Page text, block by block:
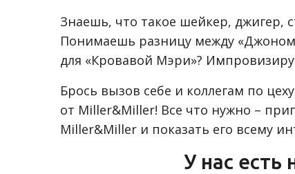
Знаешь, что такое шейкер, джигер,
Понимаешь разницу между
для «Кровавой Мэри»?
Брось вызов себе и коллегам по
от Miller&Miller! Все что нужно –
Miller&Miller и показать его всему
У нас есть